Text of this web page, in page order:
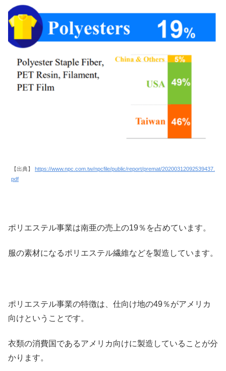
【出典】 https://www.npc.com.tw/npcfile/public/report/premat/20200312092539437.
pdf
ポリエステル事業は南亜の売上の19％を占めています。
服の素材になるポリエステル繊維などを製造しています。
ポリエステル事業の特徴は、仕向け地の49％がアメリカ
向けということです。
衣類の消費国であるアメリカ向けに製造していることが分
かります。